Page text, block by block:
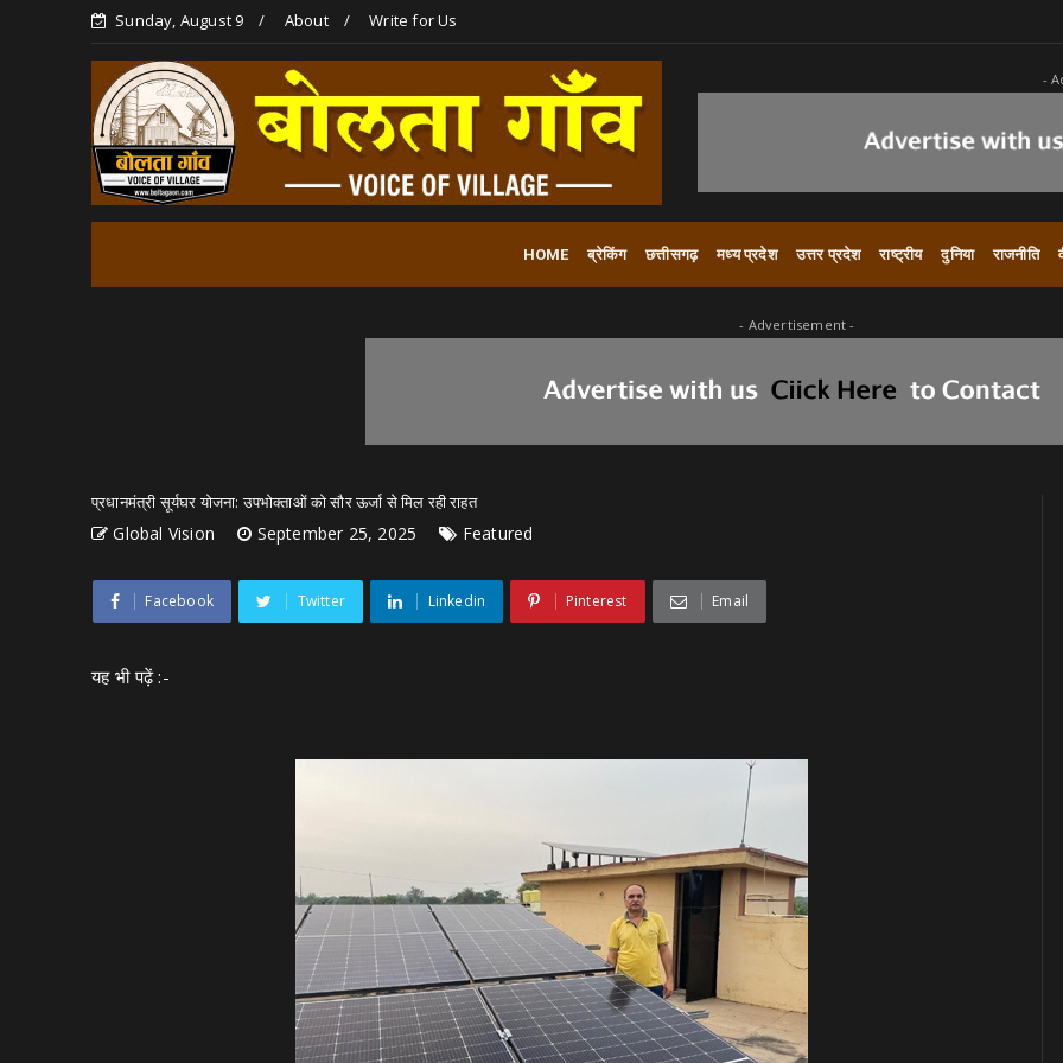
Sunday, August 9 About Write for Us
-
HOME ब्रेकिंग छत्तीसगढ़ मध्य प्रदेश उत्तर प्रदेश राष्ट्रीय दुनिया राजनीति
- Advertisement -
प्रधानमंत्री सूर्यघर योजना: उपभोक्ताओं को सौर ऊर्जा से मिल रही राहत
Global Vision September 25, 2025 Featured
Facebook Twitter Linkedin Pinterest Email
यह भी पढ़ें :-